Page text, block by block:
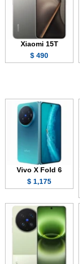
Xiaomi 15T
490 $
Vivo X Fold 6
1,175 $